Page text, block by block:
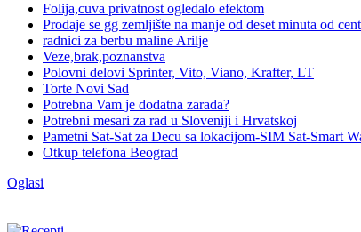
Folija,cuva privatnost ogledalo efektom
Prodaje se gg zemljište na manje od deset minuta od
radnici za berbu maline Arilje
Veze,brak,poznanstva
Polovni delovi Sprinter, Vito, Viano, Krafter, LT
Torte Novi Sad
Potrebna Vam je dodatna zarada?
Potrebni mesari za rad u Sloveniji i Hrvatskoj
Pametni Sat-Sat za Decu sa lokacijom-SIM Sat-Smart
Otkup telefona Beograd
Oglasi